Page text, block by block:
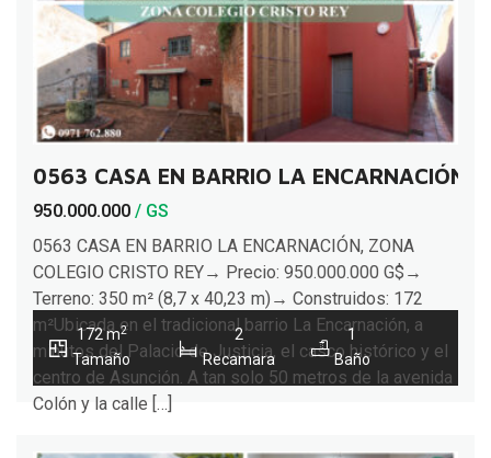
0563 CASA EN BARRIO LA ENCARNACIÓN,
950.000.000 / GS
0563 CASA EN BARRIO LA ENCARNACIÓN, ZONA
COLEGIO CRISTO REY→ Precio: 950.000.000 G$→
Terreno: 350 m² (8,7 x 40,23 m)→ Construidos: 172
m²Ubicada en el tradicional barrio La Encarnación, a
minutos del Palacio de Justicia, el casco histórico y el
centro de Asunción. A tan solo 50 metros de la avenida
Colón y la calle […]
172 m2
Tamaño
2
Recamara
1
Baño